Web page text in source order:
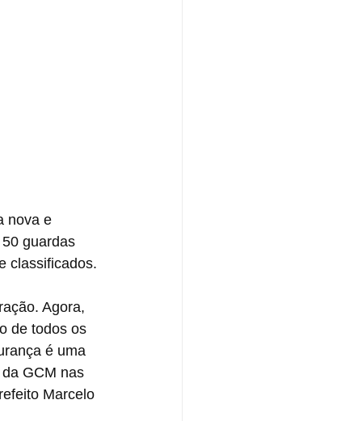
nova e
guardas
classificados.
Agora,
de todos os
é uma
GCM nas
Marcelo